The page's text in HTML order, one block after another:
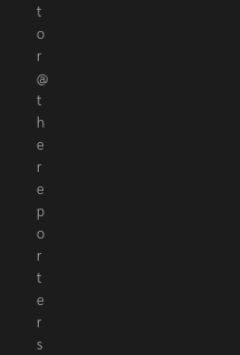
t
o
r
@
t
h
e
r
e
p
o
r
t
e
r
s